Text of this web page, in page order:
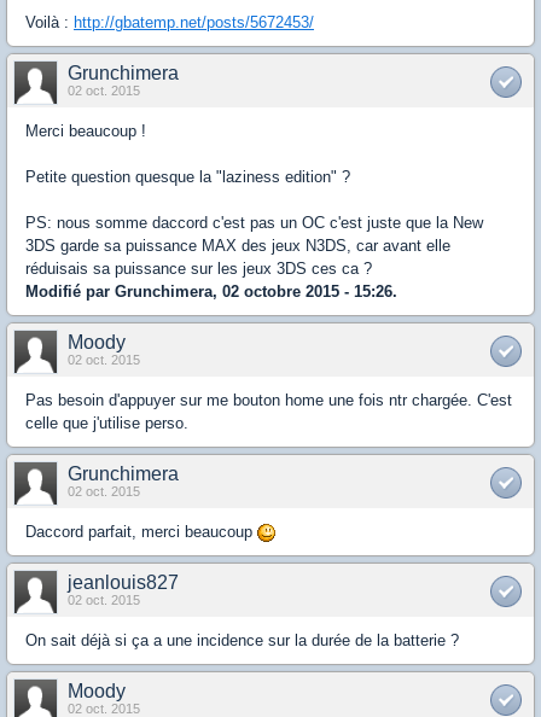
Voilà : http://gbatemp.net/posts/5672453/
Grunchimera
02 oct. 2015
Merci beaucoup !
Petite question quesque la "laziness edition" ?
PS: nous somme daccord c'est pas un OC c'est juste que la New
3DS garde sa puissance MAX des jeux N3DS, car avant elle
réduisais sa puissance sur les jeux 3DS ces ca ?
Modifié par Grunchimera, 02 octobre 2015 - 15:26.
Moody
02 oct. 2015
Pas besoin d'appuyer sur me bouton home une fois ntr chargée. C'est
celle que j'utilise perso.
Grunchimera
02 oct. 2015
Daccord parfait, merci beaucoup
jeanlouis827
02 oct. 2015
On sait déjà si ça a une incidence sur la durée de la batterie ?
Moody
02 oct. 2015